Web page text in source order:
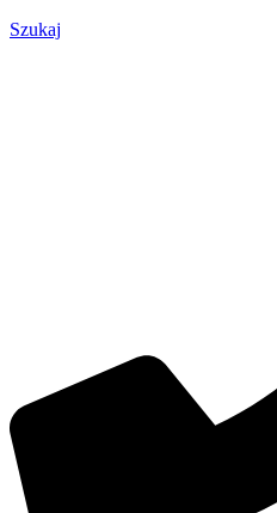
Szukaj